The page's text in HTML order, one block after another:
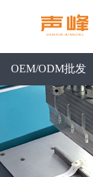
OEM/ODM批发